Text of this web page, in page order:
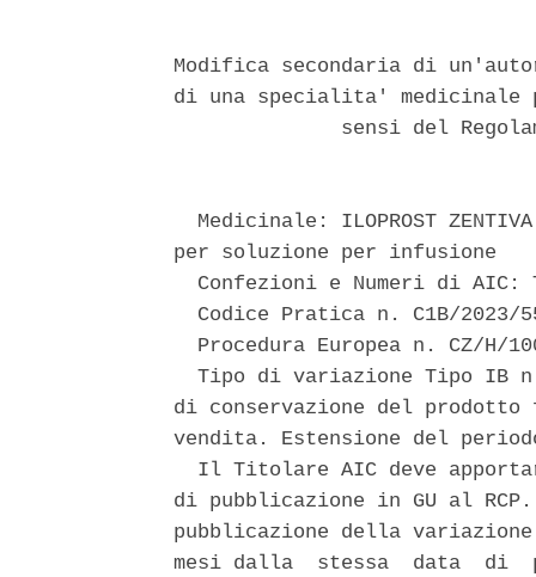
Modifica secondaria di
di una specialita' medicinale
sensi del
Medicinale: ILOPROST
per soluzione per infusione
Confezioni e Numeri di
Codice Pratica n. C1B/2023/
Procedura Europea n. CZ/H/
Tipo di variazione Tipo IB
di conservazione del
vendita. Estensione del
Il Titolare AIC deve
di pubblicazione in GU al
pubblicazione della
mesi dalla  stessa  data  di